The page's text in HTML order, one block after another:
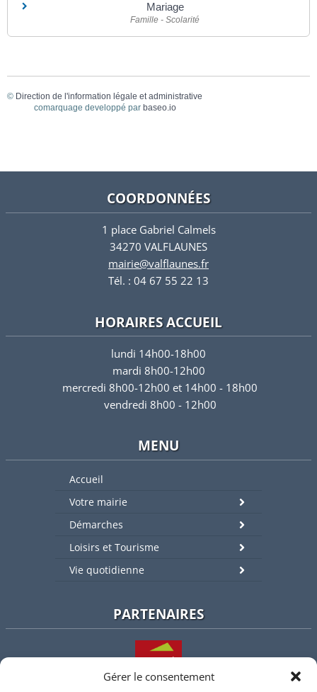
Gérer le consentement
Mariage
Famille - Scolarité
© Direction de l'information légale et administrative
comarquage developpé par baseo.io
COORDONNÉES
1 place Gabriel Calmels
34270 VALFLAUNES
mairie@valflaunes.fr
Tél. : 04 67 55 22 13
HORAIRES ACCUEIL
lundi 14h00-18h00
mardi 8h00-12h00
mercredi 8h00-12h00 et 14h00 - 18h00
vendredi 8h00 - 12h00
MENU
Accueil
Votre mairie
Démarches
Loisirs et Tourisme
Vie quotidienne
PARTENAIRES